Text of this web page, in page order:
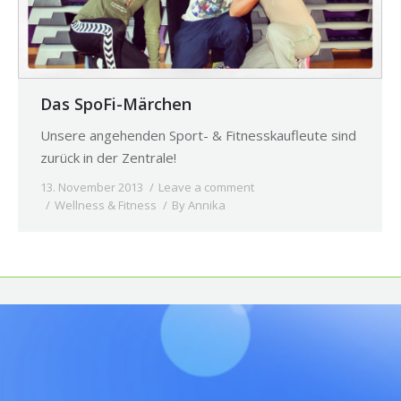
Das SpoFi-Märchen
Unsere angehenden Sport- & Fitnesskaufleute sind
zurück in der Zentrale!
13. November 2013
Leave a comment
Wellness & Fitness
By Annika